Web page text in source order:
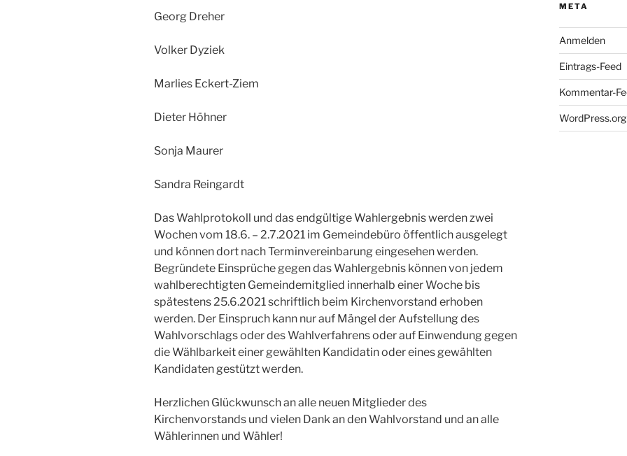
Georg Dreher
Volker Dyziek
Marlies Eckert-Ziem
Dieter Höhner
Sonja Maurer
Sandra Reingardt
Das Wahlprotokoll und das endgültige Wahlergebnis werden zwei
Wochen vom 18.6. – 2.7.2021 im Gemeindebüro öffentlich ausgelegt
und können dort nach Terminvereinbarung eingesehen werden.
Begründete Einsprüche gegen das Wahlergebnis können von jedem
wahlberechtigten Gemeindemitglied innerhalb einer Woche bis
spätestens 25.6.2021 schriftlich beim Kirchenvorstand erhoben
werden. Der Einspruch kann nur auf Mängel der Aufstellung des
Wahlvorschlags oder des Wahlverfahrens oder auf Einwendung gegen
die Wählbarkeit einer gewählten Kandidatin oder eines gewählten
Kandidaten gestützt werden.
Herzlichen Glückwunsch an alle neuen Mitglieder des
Kirchenvorstands und vielen Dank an den Wahlvorstand und an alle
Wählerinnen und Wähler!
META
Anmelden
Eintrags-Feed
Kommentar-
WordPress.org